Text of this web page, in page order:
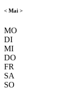
< Mai >
MO
DI
MI
DO
FR
SA
SO